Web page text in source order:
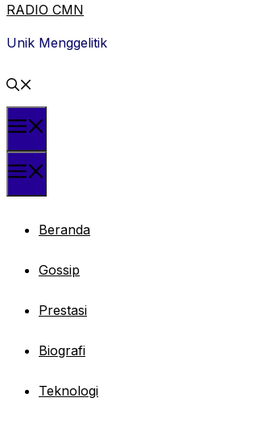
RADIO CMN
Unik Menggelitik
Beranda
Gossip
Prestasi
Biografi
Teknologi